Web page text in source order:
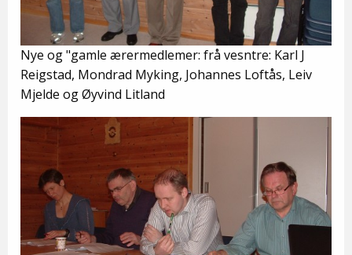
Nye og "gamle ærermedlemer: frå vesntre: Karl J
Reigstad, Mondrad Myking, Johannes Loftås, Leiv
Mjelde og Øyvind Litland